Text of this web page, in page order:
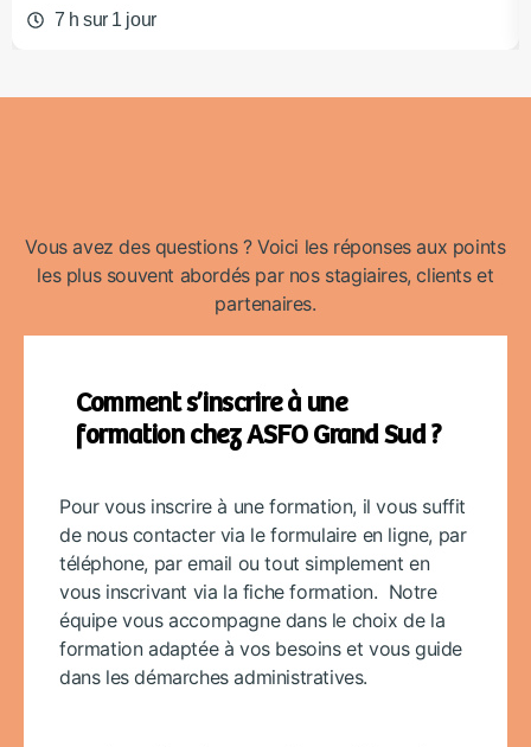
7 h sur 1 jour
Vous avez des questions ? Voici les réponses aux points
les plus souvent abordés par nos stagiaires, clients et
partenaires.
Comment s’inscrire à une
formation chez ASFO Grand Sud ?
Pour vous inscrire à une formation, il vous suffit
de nous contacter via le formulaire en ligne, par
téléphone, par email ou tout simplement en
vous inscrivant via la fiche formation. Notre
équipe vous accompagne dans le choix de la
formation adaptée à vos besoins et vous guide
dans les démarches administratives.